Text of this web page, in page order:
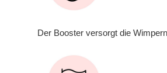
Der Booster versorgt die